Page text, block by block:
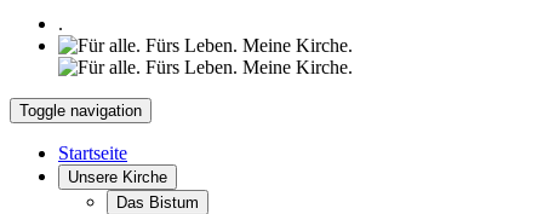
.
Toggle navigation
Startseite
Unsere Kirche
Das Bistum